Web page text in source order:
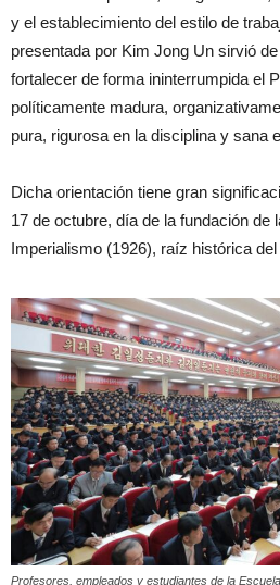
y el establecimiento del estilo de
presentada por Kim Jong Un sirvió
fortalecer de forma ininterrumpida el
políticamente madura,
pura, rigurosa en la disciplina y sana
Dicha orientación tiene gran
17 de octubre, día de la fundación de
Imperialismo (1926), raíz histórica del
Profesores, empleados y estudiantes de la